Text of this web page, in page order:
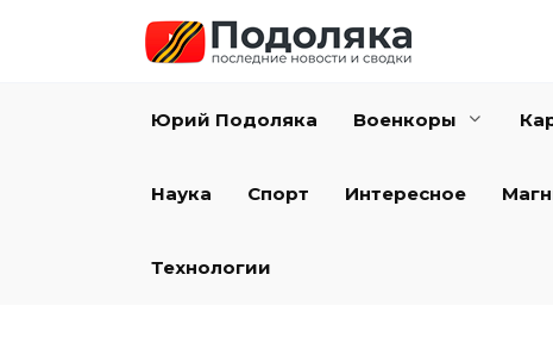
Юрий Подоляка Военкоры
Наука Спорт Интересное
Технологии